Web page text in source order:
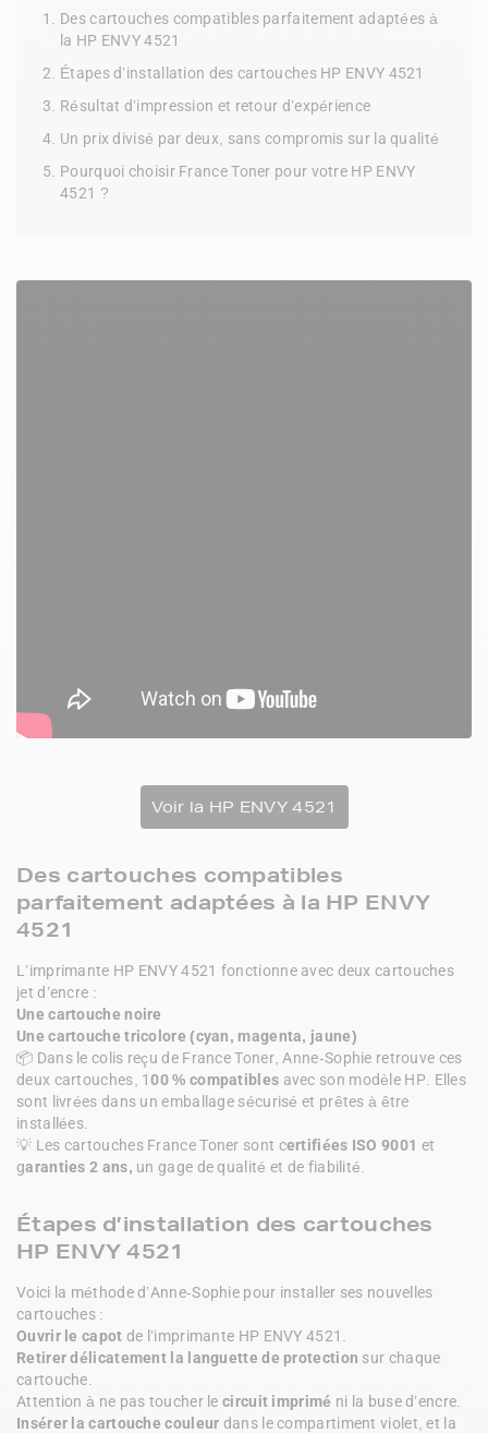
Des cartouches compatibles parfaitement adaptées à
la HP ENVY 4521
Étapes d’installation des cartouches HP ENVY 4521
Résultat d’impression et retour d’expérience
Un prix divisé par deux, sans compromis sur la qualité
Pourquoi choisir France Toner pour votre HP ENVY
4521 ?
Voir la HP ENVY 4521
Des cartouches compatibles
parfaitement adaptées à la HP ENVY
4521
L’imprimante HP ENVY 4521 fonctionne avec deux cartouches
jet d’encre :
Une cartouche noire
Une cartouche tricolore (cyan, magenta, jaune)
📦 Dans le colis reçu de France Toner, Anne-Sophie retrouve ces
deux cartouches, 100 % compatibles avec son modèle HP. Elles
sont livrées dans un emballage sécurisé et prêtes à être
installées.
💡 Les cartouches France Toner sont certifiées ISO 9001 et
garanties 2 ans, un gage de qualité et de fiabilité.
Étapes d’installation des cartouches
HP ENVY 4521
Voici la méthode d’Anne-Sophie pour installer ses nouvelles
cartouches :
Ouvrir le capot de l’imprimante HP ENVY 4521.
Retirer délicatement la languette de protection sur chaque
cartouche.
Attention à ne pas toucher le circuit imprimé ni la buse d’encre.
Insérer la cartouche couleur dans le compartiment violet, et la